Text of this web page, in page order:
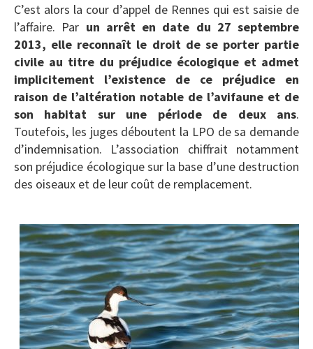
C’est alors la cour d’appel de Rennes qui est saisie de
l’affaire. Par un arrêt en date du 27 septembre
2013, elle reconnaît le droit de se porter partie
civile au titre du préjudice écologique et admet
implicitement l’existence de ce préjudice en
raison de l’altération notable de l’avifaune et de
son habitat sur une période de deux ans.
Toutefois, les juges déboutent la LPO de sa demande
d’indemnisation. L’association chiffrait notamment
son préjudice écologique sur la base d’une destruction
des oiseaux et de leur coût de remplacement.